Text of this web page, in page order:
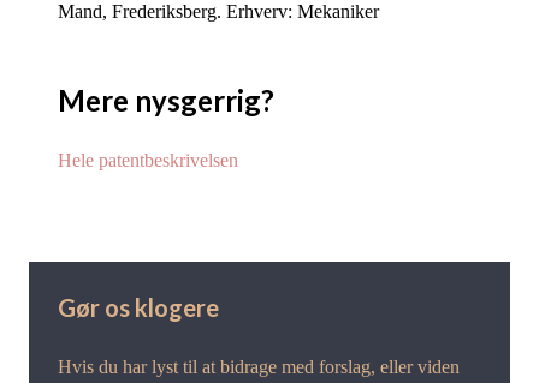
Mand, Frederiksberg. Erhverv: Mekaniker
Mere nysgerrig?
Hele patentbeskrivelsen
Gør os klogere
Hvis du har lyst til at bidrage med forslag, eller viden